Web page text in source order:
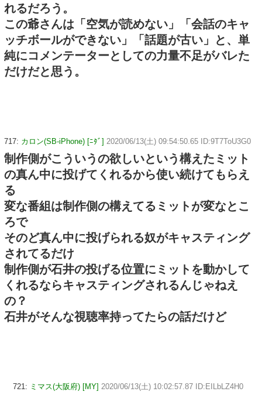
れるだろう。
この爺さんは「空気が読めない」「会話のキャ
ッチボールができない」「話題が古い」と、単
純にコメンテーターとしての力量不足がバレた
だけだと思う。
717: カロン(SB-iPhone) [ﾆﾀﾞ] 2020/06/13(土) 09:54:50.65 ID:9T7ToU3G0
制作側がこういうの欲しいという構えたミット
の真ん中に投げてくれるから使い続けてもらえ
る
変な番組は制作側の構えてるミットが変なとこ
ろで
そのど真ん中に投げられる奴がキャスティング
されてるだけ
制作側が石井の投げる位置にミットを動かして
くれるならキャスティングされるんじゃねえ
の？
石井がそんな視聴率持ってたらの話だけど
721: ミマス(大阪府) [MY] 2020/06/13(土) 10:02:57.87 ID:EILbLZ4H0